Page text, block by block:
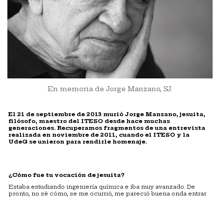
En memoria de Jorge Manzano, SJ.
El 21 de septiembre de 2013 murió Jorge Manzano, jesuita,
filósofo, maestro del ITESO desde hace muchas
generaciones. Recuperamos fragmentos de una entrevista
realizada en noviembre de 2011, cuando el ITESO y la
UdeG se unieron para rendirle homenaje.
¿Cómo fue tu vocación de jesuita?
Estaba estudiando ingeniería química e iba muy avanzado. De
pronto, no sé cómo, se me ocurrió, me pareció buena onda entrar